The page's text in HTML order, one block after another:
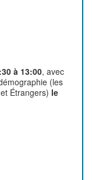
à 13:00, avec
(les
Étrangers) le